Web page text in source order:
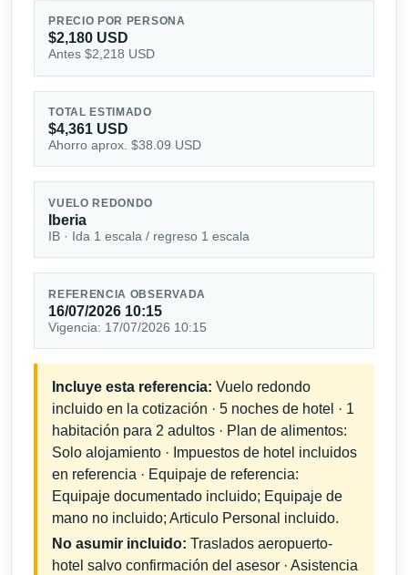
PRECIO POR PERSONA
$2,180 USD
Antes $2,218 USD
TOTAL ESTIMADO
$4,361 USD
Ahorro aprox. $38.09 USD
VUELO REDONDO
Iberia
IB · Ida 1 escala / regreso 1 escala
REFERENCIA OBSERVADA
16/07/2026 10:15
Vigencia: 17/07/2026 10:15
Incluye esta referencia: Vuelo redondo
incluido en la cotización · 5 noches de hotel · 1
habitación para 2 adultos · Plan de alimentos:
Solo alojamiento · Impuestos de hotel incluidos
en referencia · Equipaje de referencia:
Equipaje documentado incluido; Equipaje de
mano no incluido; Articulo Personal incluido.
No asumir incluido: Traslados aeropuerto-
hotel salvo confirmación del asesor · Asistencia